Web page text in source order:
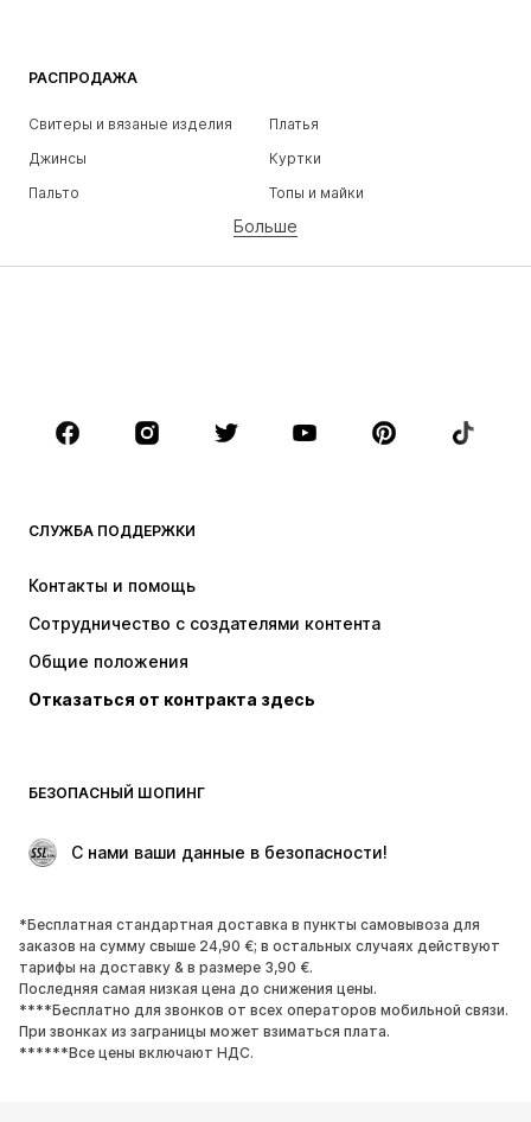
РАСПРОДАЖА
Свитеры и вязаные изделия
Платья
Джинсы
Куртки
Пальто
Топы и майки
Белье
Юбки
Блузки и туники
Аксессуары
Премиум
НОВИНКИ
Куртки
Белье
Пальто
Юбки
Поводы
ЭКСКЛЮЗИВ
ОБУВЬ
НОВИНКИ
Модные тенденции
Кроссовки и кеды
Ботинки
Лодочки и туфли на высоких
Больше
СЛУЖБА ПОДДЕРЖКИ
Контакты и помощь
Сотрудничество с создателями контента
Общие положения
Отказаться от контракта здесь
БЕЗОПАСНЫЙ ШОПИНГ
С нами ваши данные в безопасности!
*Бесплатная стандартная доставка в пункты самовывоза для
заказов на сумму свыше 24,90 €; в остальных случаях действуют
тарифы на доставку & в размере 3,90 €.
Последняя самая низкая цена до снижения цены.
****Бесплатно для звонков от всех операторов мобильной связи.
При звонках из заграницы может взиматься плата.
******Все цены включают НДС.